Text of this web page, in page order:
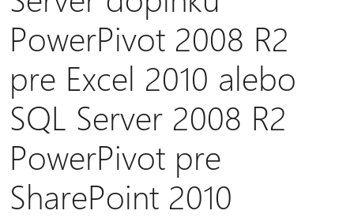
PowerPivot 2008 R2
pre Excel 2010 alebo
SQL Server 2008 R2
PowerPivot pre
SharePoint 2010